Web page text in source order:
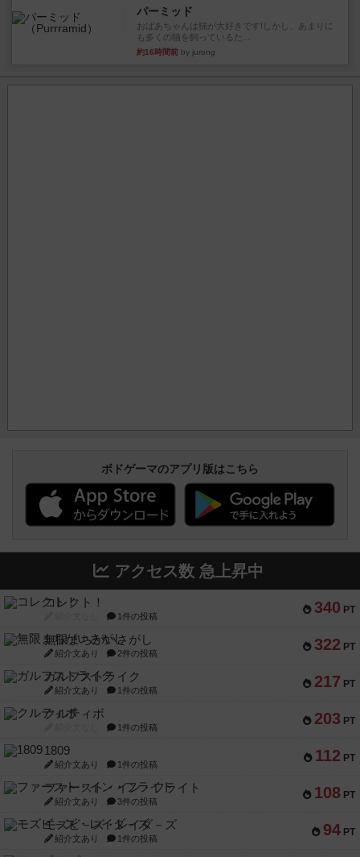
パーミッド
おばあちゃんは猫が大好きです!しかし、あまりに
も多くの猫を飼っているた...
約16時間前 by jurong
ボドゲーマのアプリ版はこちら
アクセス数 急上昇中
340 PT
コレクト！
1件の投稿
322 PT
無限まちがいさがし
紹介文あり 2件の投稿
217 PT
ガルフストライク
紹介文あり 1件の投稿
203 PT
クルティボ
1件の投稿
112 PT
1809
紹介文あり 1件の投稿
108 PT
ファースト・イン・フライト
紹介文あり 3件の投稿
94 PT
モズビ－ズ・レイダ－ズ
紹介文あり 1件の投稿